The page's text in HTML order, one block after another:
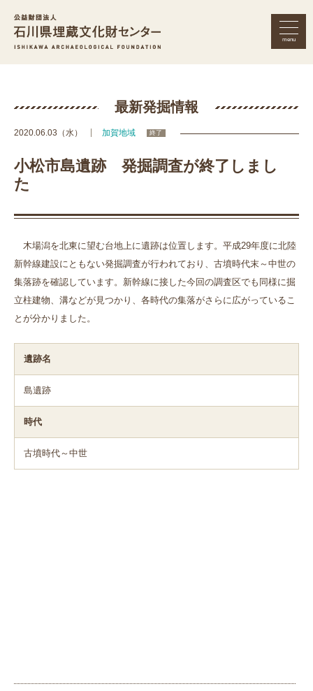
menu
最新発掘情報
2020.06.03（水） 加賀地域 終了
小松市島遺跡 発掘調査が終了しまし
た
木場潟を北東に望む台地上に遺跡は位置します。平成29年度に北陸
新幹線建設にともない発掘調査が行われており、古墳時代末～中世の
集落跡を確認しています。新幹線に接した今回の調査区でも同様に掘
立柱建物、溝などが見つかり、各時代の集落がさらに広がっているこ
とが分かりました。
遺跡名
島遺跡
時代
古墳時代～中世